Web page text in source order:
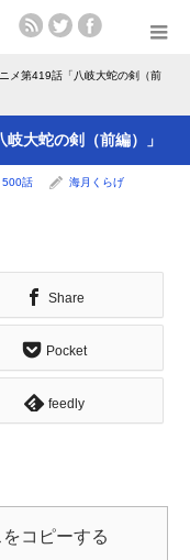
メ第419話「八岐大蛇の剣（前
大蛇の剣（前編）」
500話 海月くらげ
Share
Pocket
feedly
コピーする